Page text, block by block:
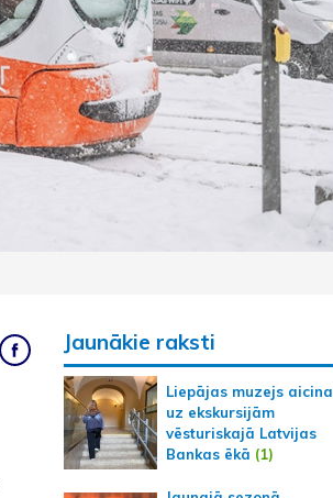
Jaunākie raksti
Liepājas muzejs aicina
uz ekskursijām
vēsturiskajā Latvijas
Bankas ēkā (1)